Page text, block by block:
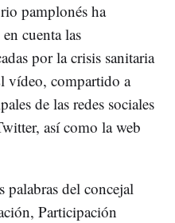
pamplonés ha
cuenta las
por la crisis sanitaria
vídeo, compartido a
de las redes sociales
así como la web
del concejal
Participación